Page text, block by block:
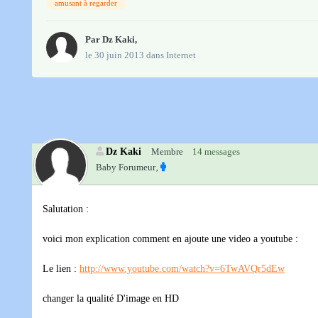
amusant à regarder
Par Dz Kaki,
le 30 juin 2013 dans Internet
Dz Kaki Membre
14 messages
Baby Forumeur‚
Salutation :
voici mon explication comment en ajoute une video a youtube :
Le lien : http://www.youtube.com/watch?v=6TwAVQr5dEw
changer la qualité D'image en HD